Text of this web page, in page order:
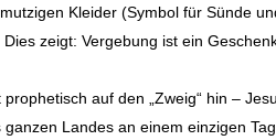
Kleider (Symbol für Sünde
zeigt: Vergebung ist ein
prophetisch auf den „Zweig“ hin –
Landes an einem einzigen Tag